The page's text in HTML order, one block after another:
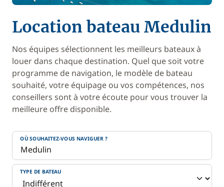
Location bateau Medulin
Nos équipes sélectionnent les meilleurs bateaux à
louer dans chaque destination. Quel que soit votre
programme de navigation, le modèle de bateau
souhaité, votre équipage ou vos compétences, nos
conseillers sont à votre écoute pour vous trouver la
meilleure offre disponible.
OÙ SOUHAITEZ-VOUS NAVIGUER ?
TYPE DE BATEAU